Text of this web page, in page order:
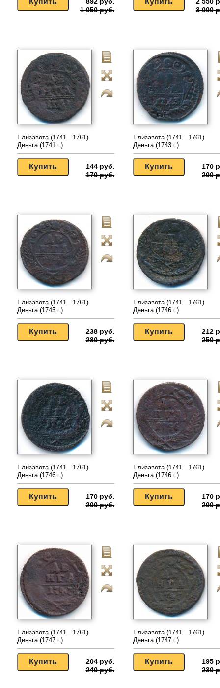
892 руб.
1 050 руб.
2 550
3 000
Елизавета (1741—1761)
Деньга (1741 г.)
144 руб.
170 руб.
Елизавета (1741—1761)
Деньга (1743 г.)
170
200
Елизавета (1741—1761)
Деньга (1745 г.)
238 руб.
280 руб.
Елизавета (1741—1761)
Деньга (1746 г.)
212
250
Елизавета (1741—1761)
Деньга (1746 г.)
170 руб.
200 руб.
Елизавета (1741—1761)
Деньга (1746 г.)
170
200
Елизавета (1741—1761)
Деньга (1747 г.)
204 руб.
240 руб.
Елизавета (1741—1761)
Деньга (1747 г.)
195
230